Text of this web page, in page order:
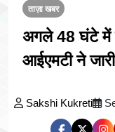
ताज़ा खबर
अगले 48 घंटे में
आईएमटी ने
Sakshi Kukreti